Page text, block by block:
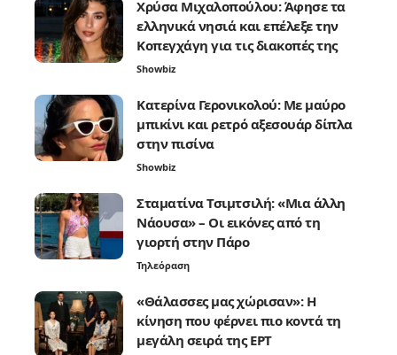
Χρύσα Μιχαλοπούλου: Άφησε τα
ελληνικά νησιά και επέλεξε την
Κοπεγχάγη για τις διακοπές της
Showbiz
Κατερίνα Γερονικολού: Με μαύρο
μπικίνι και ρετρό αξεσουάρ δίπλα
στην πισίνα
Showbiz
Σταματίνα Τσιμτσιλή: «Μια άλλη
Νάουσα» – Οι εικόνες από τη
γιορτή στην Πάρο
Τηλεόραση
«Θάλασσες μας χώρισαν»: Η
κίνηση που φέρνει πιο κοντά τη
μεγάλη σειρά της ΕΡΤ